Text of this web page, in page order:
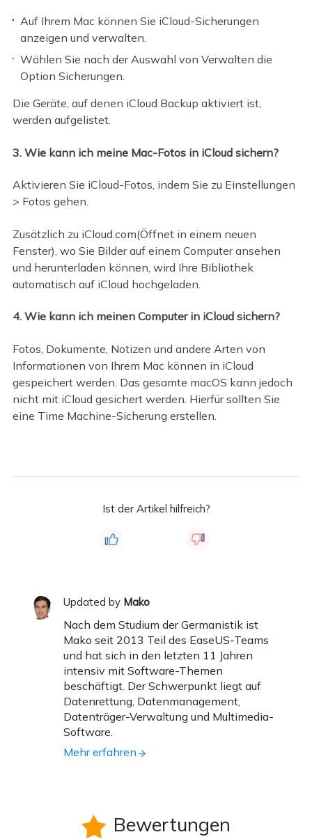
Auf Ihrem Mac können Sie iCloud-Sicherungen
anzeigen und verwalten.
Wählen Sie nach der Auswahl von Verwalten die
Option Sicherungen.
Die Geräte, auf denen iCloud Backup aktiviert ist,
werden aufgelistet.
3. Wie kann ich meine Mac-Fotos in iCloud sichern?
Aktivieren Sie iCloud-Fotos, indem Sie zu Einstellungen
> Fotos gehen.
Zusätzlich zu iCloud.com(Öffnet in einem neuen
Fenster), wo Sie Bilder auf einem Computer ansehen
und herunterladen können, wird Ihre Bibliothek
automatisch auf iCloud hochgeladen.
4. Wie kann ich meinen Computer in iCloud sichern?
Fotos, Dokumente, Notizen und andere Arten von
Informationen von Ihrem Mac können in iCloud
gespeichert werden. Das gesamte macOS kann jedoch
nicht mit iCloud gesichert werden. Hierfür sollten Sie
eine Time Machine-Sicherung erstellen.
Ist der Artikel hilfreich?
Updated by Mako
Nach dem Studium der Germanistik ist
Mako seit 2013 Teil des EaseUS-Teams
und hat sich in den letzten 11 Jahren
intensiv mit Software-Themen
beschäftigt. Der Schwerpunkt liegt auf
Datenrettung, Datenmanagement,
Datenträger-Verwaltung und Multimedia-
Software.
Mehr erfahren
 Bewertungen